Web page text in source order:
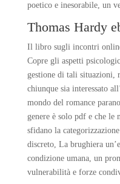
poetico e inesorabile, un
Thomas Hardy
Il libro sugli incontri
Copre gli aspetti
gestione di tali situazioni,
chiunque sia interessato
mondo del romance
genere è solo pdf e che
sfidano la
discreto, La brughiera
condizione umana, un
vulnerabilità e forze